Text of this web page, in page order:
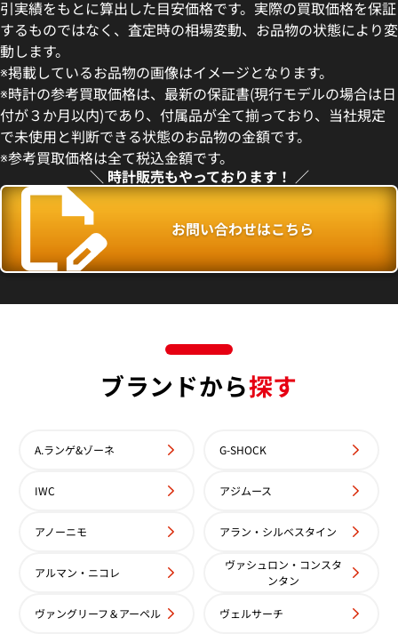
イスターパーペチュアルデ
ワイト文字盤
格
点の参考買取価格です
26 67193 シャンパン文字盤
参考買取価格
590,000円
※2025年11月時点の参考買取
イスター パーペチュアル デ
シルバー文字盤
ロレックス デイトジャスト
ク クリスタル 179384G
参考買取価格
引実績をもとに算出した目安価格です。実際の買取価格を保証
するものではなく、査定時の相場変動、お品物の状態により変
動します。
※掲載しているお品物の画像はイメージとなります。
※時計の参考買取価格は、最新の保証書(現行モデルの場合は日
付が３か月以内)であり、付属品が全て揃っており、当社規定
で未使用と判断できる状態のお品物の金額です。
※参考買取価格は全て税込金額です。
＼ 時計販売もやっております！ ／
お問い合わせはこちら
ブランドから探す
A.ランゲ&ゾーネ G-SHOCK
IWC アジムース
アノーニモ アラン・シルベスタイン
アルマン・ニコレ
ヴァシュロン・コンスタ
ンタン
ヴァングリーフ＆アーペル ヴェルサーチ